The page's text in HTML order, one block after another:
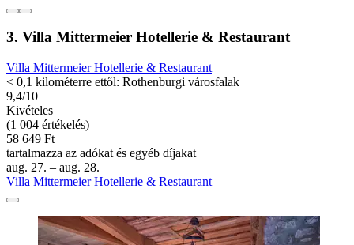
3. Villa Mittermeier Hotellerie & Restaurant
Villa Mittermeier Hotellerie & Restaurant
< 0,1 kilométerre ettől: Rothenburgi városfalak
9,4/10
Kivételes
(1 004 értékelés)
58 649 Ft
tartalmazza az adókat és egyéb díjakat
aug. 27. – aug. 28.
Villa Mittermeier Hotellerie & Restaurant